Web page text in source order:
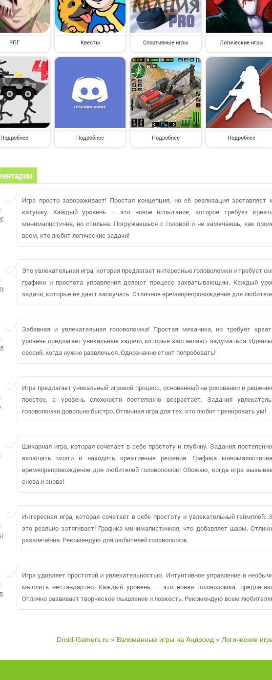
РПГ Квесты Спортивные игры Логические игры
Подробнее Подробнее Подробнее Подробнее
Игра просто завораживает! Простая концепция, но её реализация заставляет
катушку. Каждый уровень – это новое испытание, которое требует
минималистична, но стильна. Погружаешься с головой и не замечаешь, как
всем, кто любит логические задачи!
Это увлекательная игра, которая предлагает интересные головоломки и требует
графики и простота управления делают процесс захватывающим. Каждый
задачи, которые не дают заскучать. Отличное времяпрепровождение для
Забавная и увлекательная головоломка! Простая механика, но требует
уровень предлагает уникальные задачи, которые заставляют задуматься.
сессий, когда нужно развлечься. Однозначно стоит попробовать!
Игра предлагает уникальный игровой процесс, основанный на рисовании и
простое, а уровень сложности постепенно возрастает. Задания
головоломки довольно быстро. Отличная игра для тех, кто любит тренировать ум!
Шикарная игра, которая сочетает в себе простоту и глубину. Задания
включать мозги и находить креативные решения. Графика
времяпрепровождение для любителей головоломок! Обожаю, когда игра
снова и снова!
Интересная игра, которая сочетает в себе простоту и увлекательный
это реально затягивает! Графика минималистичная, что добавляет шарм.
развлечения. Рекомендую для любителей головоломок.
Игра удивляет простотой и увлекательностью. Интуитивное управление и
мыслить нестандартно. Каждый уровень — это новая головоломка,
Отлично развивает творческое мышление и ловкость. Рекомендую всем
Droid-Gamers.ru » Взломанные игры на Андроид » Логические